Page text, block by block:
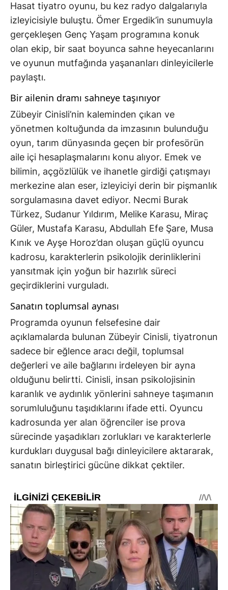
Hasat tiyatro oyunu, bu kez radyo dalgalarıyla
izleyicisiyle buluştu. Ömer Ergedik’in sunumuyla
gerçekleşen Genç Yaşam programına konuk
olan ekip, bir saat boyunca sahne heyecanlarını
ve oyunun mutfağında yaşananları dinleyicilerle
paylaştı.
Bir ailenin dramı sahneye taşınıyor
Zübeyir Cinisli’nin kaleminden çıkan ve
yönetmen koltuğunda da imzasının bulunduğu
oyun, tarım dünyasında geçen bir profesörün
aile içi hesaplaşmalarını konu alıyor. Emek ve
bilimin, açgözlülük ve ihanetle girdiği çatışmayı
merkezine alan eser, izleyiciyi derin bir pişmanlık
sorgulamasına davet ediyor. Necmi Burak
Türkez, Sudanur Yıldırım, Melike Karasu, Miraç
Güler, Mustafa Karasu, Abdullah Efe Şare, Musa
Kınık ve Ayşe Horoz’dan oluşan güçlü oyuncu
kadrosu, karakterlerin psikolojik derinliklerini
yansıtmak için yoğun bir hazırlık süreci
geçirdiklerini vurguladı.
Sanatın toplumsal aynası
Programda oyunun felsefesine dair
açıklamalarda bulunan Zübeyir Cinisli, tiyatronun
sadece bir eğlence aracı değil, toplumsal
değerleri ve aile bağlarını irdeleyen bir ayna
olduğunu belirtti. Cinisli, insan psikolojisinin
karanlık ve aydınlık yönlerini sahneye taşımanın
sorumluluğunu taşıdıklarını ifade etti. Oyuncu
kadrosunda yer alan öğrenciler ise prova
sürecinde yaşadıkları zorlukları ve karakterlerle
kurdukları duygusal bağı dinleyicilere aktararak,
sanatın birleştirici gücüne dikkat çektiler.